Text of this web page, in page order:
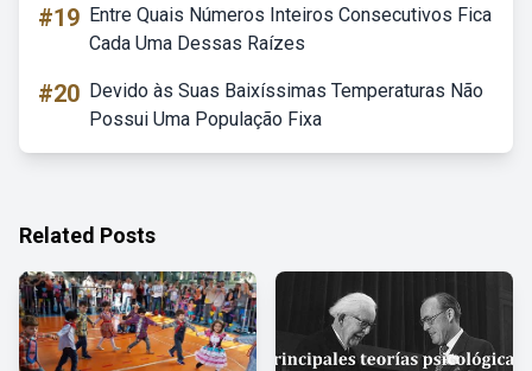
#19 Entre Quais Números Inteiros Consecutivos Fica
Cada Uma Dessas Raízes
#20 Devido às Suas Baixíssimas Temperaturas Não
Possui Uma População Fixa
Related Posts